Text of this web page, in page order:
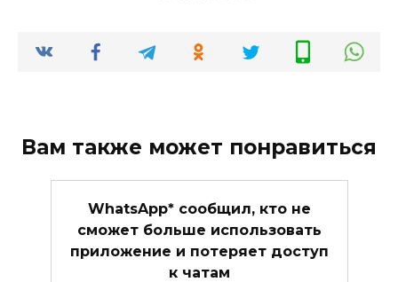
Вам также может понравиться
WhatsApp* сообщил, кто не
сможет больше использовать
приложение и потеряет доступ
к чатам